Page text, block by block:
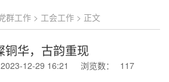
群工作 > 工会工作 > 正文
铜华，古韵重现
12-29 16:21 浏览数： 117